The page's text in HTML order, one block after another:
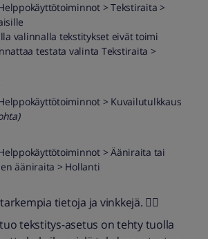
> Tekstiraita >
valinnalla tekstitykset eivät toimi
testata valinta Tekstiraita >
> Kuvailutulkkaus
> Ääniraita tai
ääniraita > Hollanti
tietoja ja vinkkejä. 👍🏼
tekstitys-asetus on tehty tuolla